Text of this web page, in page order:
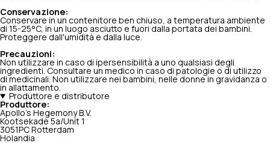
Conservazione:
Conservare in un contenitore ben chiuso, a temperatura ambiente
di 15-25°C, in un luogo asciutto e fuori dalla portata dei bambini.
Proteggere dall'umidità e dalla luce.
Precauzioni:
Non utilizzare in caso di ipersensibilità a uno qualsiasi degli
ingredienti. Consultare un medico in caso di patologie o di utilizzo
di medicinali. Non utilizzare nei bambini, nelle donne in gravidanza o
in allattamento.
Produttore e distributore
Produttore:
Apollo's Hegemony B.V.
Kootsekade 5a/Unit 1
3051PC Rotterdam
Holandia